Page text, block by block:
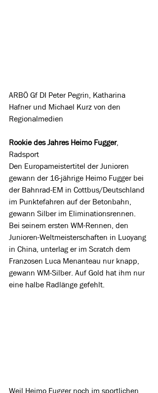
ARBÖ Gf DI Peter Pegrin, Katharina
Hafner und Michael Kurz von den
Regionalmedien
Rookie des Jahres Heimo Fugger,
Radsport
Den Europameistertitel der Junioren
gewann der 16-jährige Heimo Fugger bei
der Bahnrad-EM in Cottbus/Deutschland
im Punktefahren auf der Betonbahn,
gewann Silber im Eliminationsrennen.
Bei seinem ersten WM-Rennen, den
Junioren-Weltmeisterschaften in Luoyang
in China, unterlag er im Scratch dem
Franzosen Luca Menanteau nur knapp,
gewann WM-Silber. Auf Gold hat ihm nur
eine halbe Radlänge gefehlt.
Weil Heimo Fugger noch im sportlichen